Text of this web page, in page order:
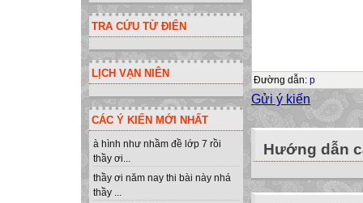
TRA CỨU TỪ ĐIỂN
LỊCH VẠN NIÊN
CÁC Ý KIẾN MỚI NHẤT
à hình như nhầm đề lớp 7 rồi
thầy ơi...
thầy ơi năm nay thi bài này nhá
thầy ...
Đường dẫn: p
Gửi ý kiến
Hướng dẫn